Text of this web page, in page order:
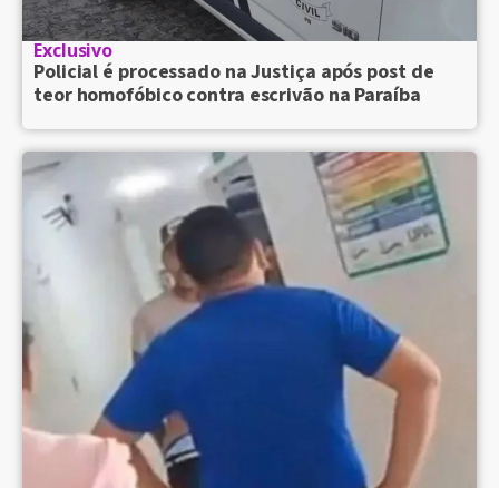
Exclusivo
Policial é processado na Justiça após post de
teor homofóbico contra escrivão na Paraíba